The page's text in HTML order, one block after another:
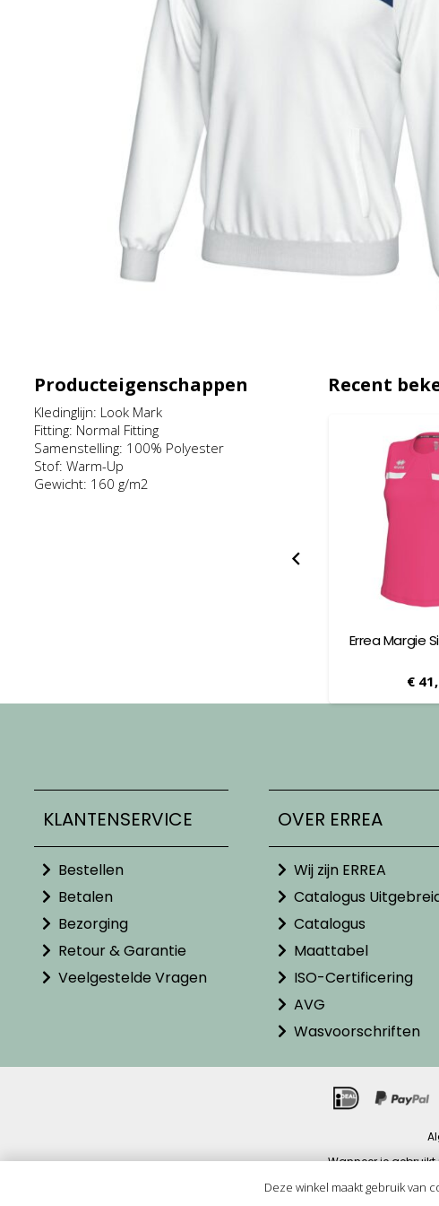
Producteigenschappen
Kledinglijn: Look Mark
Fitting: Normal Fitting
Samenstelling: 100% Polyester
Stof: Warm-Up
Gewicht: 160 g/m2
Recent
Errea Margie Singlet Junior
KLANTENSERVICE
Bestellen
Betalen
Bezorging
Retour & Garantie
Veelgestelde Vragen
OVER ERREA
Wij zijn ERREA
Catalogus
Catalogus
Maattabel
ISO-Certificering
AVG
Wasvoorschriften
Wanneer je
Deze winkel maakt gebruik van